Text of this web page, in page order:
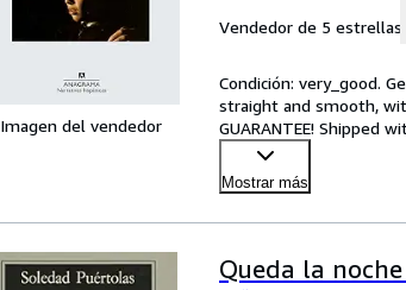
Imagen del vendedor
Vendedor de 5 estrellas
Condición: very_good.
straight and smooth,
GUARANTEE! Shipped
Mostrar más
Queda la